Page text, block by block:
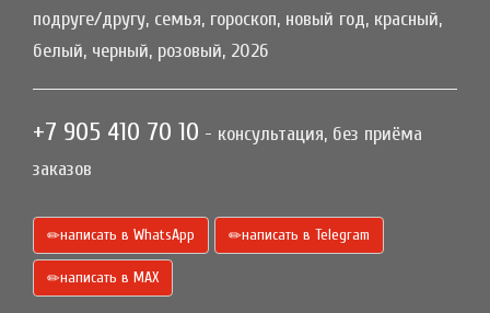
подруге/другу, семья, гороскоп, новый год, красный,
белый, черный, розовый, 2026
+7 905 410 70 10 - консультация, без приёма
заказов
написать в WhatsApp написать в Telegram
написать в МАХ